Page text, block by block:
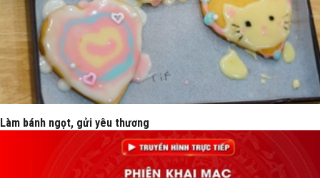
Làm bánh ngọt, gửi yêu thương